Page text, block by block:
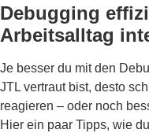
Debugging
Arbeitsalltag
Je besser du mit den
JTL vertraut bist, desto
reagieren – oder noch
Hier ein paar Tipps, wie